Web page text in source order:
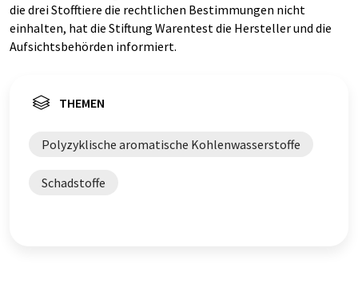
die drei Stofftiere die rechtlichen Bestimmungen nicht
einhalten, hat die Stiftung Warentest die Hersteller und die
Aufsichtsbehörden informiert.
THEMEN
Polyzyklische aromatische Kohlenwasserstoffe
Schadstoffe